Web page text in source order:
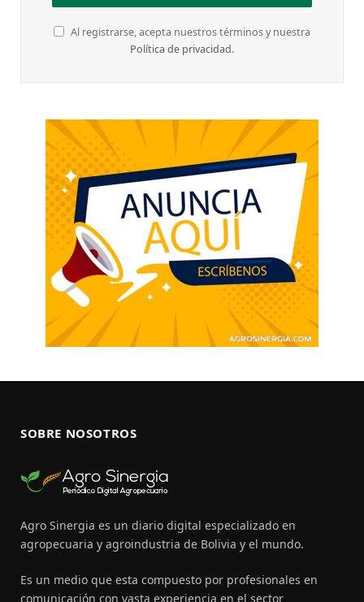
Al registrarse, acepta nuestros términos y nuestra
Política de privacidad.
SOBRE NOSOTROS
Agro Sinergia es un diario digital especializado en
agropecuaria y agroindustria de Bolivia y el mundo.
Es un medio que esta compuesto por profesionales en
comunicación con vasta experiencia en el sector